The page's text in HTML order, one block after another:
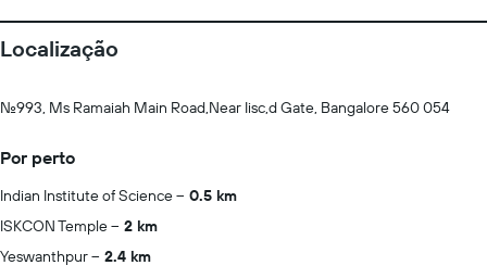
Localização
No.993, Ms Ramaiah Main Road,Near Iisc,d Gate, Bangalore 560 054
Por perto
Indian Institute of Science
0.5 km
ISKCON Temple
2 km
Yeswanthpur
2.4 km